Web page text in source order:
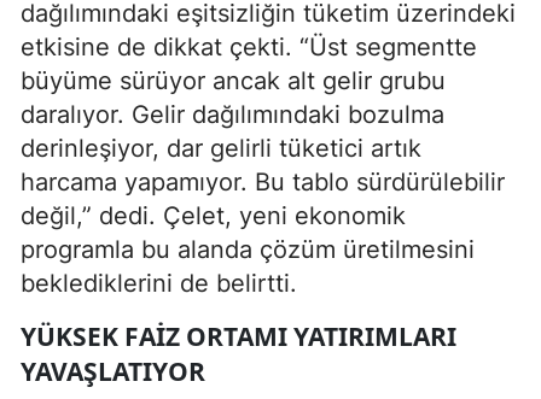
dağılımındaki eşitsizliğin tüketim üzerindeki
etkisine de dikkat çekti. “Üst segmentte
büyüme sürüyor ancak alt gelir grubu
daralıyor. Gelir dağılımındaki bozulma
derinleşiyor, dar gelirli tüketici artık
harcama yapamıyor. Bu tablo sürdürülebilir
değil,” dedi. Çelet, yeni ekonomik
programla bu alanda çözüm üretilmesini
beklediklerini de belirtti.
YÜKSEK FAIZ ORTAMI YATIRIMLARI
YAVAŞLATIYOR